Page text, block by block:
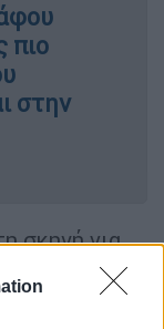
πιο
στην
σκηνή για
τη δυναμική
και ο